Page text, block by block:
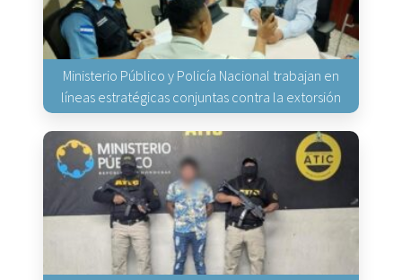
Ministerio Público y Policía Nacional trabajan en
líneas estratégicas conjuntas contra la extorsión